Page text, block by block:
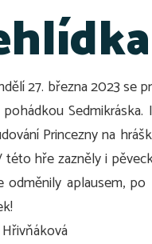
27. března 2023 se
Princezny na
této hře zazněly i
odměnily aplausem,